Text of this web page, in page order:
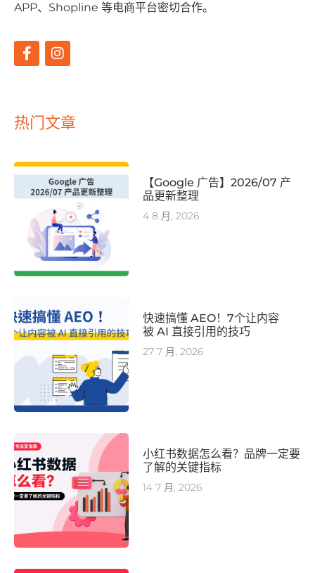
APP、Shopline 等电商平台密切合作。
热门文章
【Google 广告】2026/07 产
品更新整理
4 8 月, 2026
快速搞懂 AEO！7个让内容
被 AI 直接引用的技巧
27 7 月, 2026
小红书数据怎么看？品牌一定要
了解的关键指标
14 7 月, 2026